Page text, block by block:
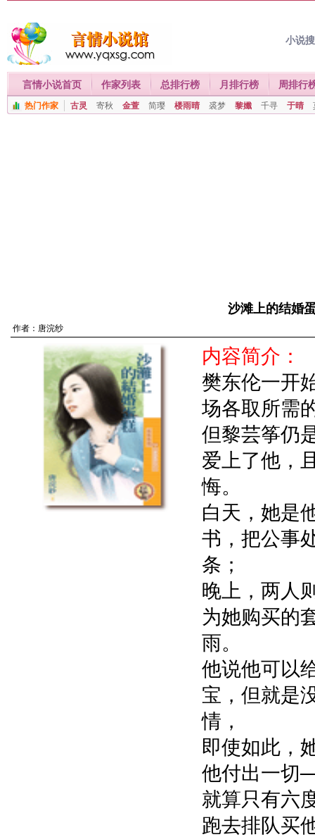
小说
言情小说首页 作家列表 总排行榜 月排行榜 周排行
热门作家 古灵 寄秋 金萱 简璎 楼雨晴 裘梦 黎孅 千寻 于晴
沙滩上的结婚
作者： 唐浣纱
内容简介：
樊东伦一开
场各取所需
但黎芸筝仍
爱上了他，
悔。
白天，她是
书，把公事
条；
晚上，两人
为她购买的
雨。
他说他可以
宝，但就是
情，
即使如此，
他付出一切
就算只有六
跑去排队买